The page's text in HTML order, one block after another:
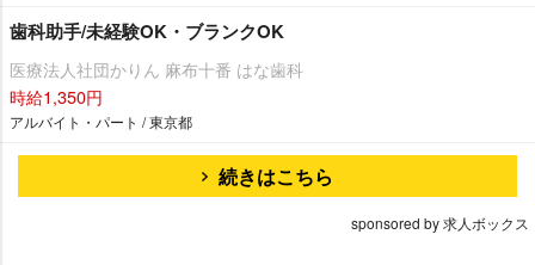
歯科助手/未経験OK・ブランクOK
医療法人社団かりん 麻布十番 はな歯科
時給1,350円
アルバイト・パート / 東京都
続きはこちら
sponsored by 求人ボックス